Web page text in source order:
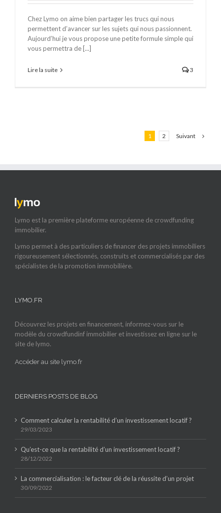
Chez Lymo on aime bien partager les trucs qui nous
permettent d’avancer sur les sujets qui nous passionnent.
Aujourd’hui je vous propose une petite formule simple qui
vous permettra de [...]
Lire la suite 3
1 2 Suivant
Lymo est la première plateforme européenne de crowdfunding
immobilier.
Lymo permet à des particuliers de financer des projets immobiliers
rigoureusement sélectionnés, construits et commercialisés par des
spécialistes de la promotion immobilière.
LYMO.FR
Découvrez les projets en financement, informez-vous sur le
modèle du crowdfundinf immobilier et investissez en ligne sur le
site de lymo.
Accéder au site lymo.fr
DERNIERS POSTS DE BLOG
Comment calculer la rentabilité d’un investissement locatif ?
29/03/2023
Qu’est-ce que la rentabilité d’un investissement locatif ?
28/12/2022
La commercialisation : le facteur clé de la réussite d’un projet
30/09/2022